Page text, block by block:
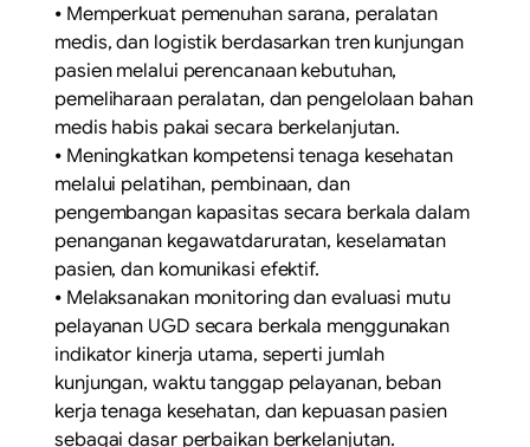
⦁ Memperkuat pemenuhan sarana, peralatan
medis, dan logistik berdasarkan tren kunjungan
pasien melalui perencanaan kebutuhan,
pemeliharaan peralatan, dan pengelolaan bahan
medis habis pakai secara berkelanjutan.
⦁ Meningkatkan kompetensi tenaga kesehatan
melalui pelatihan, pembinaan, dan
pengembangan kapasitas secara berkala dalam
penanganan kegawatdaruratan, keselamatan
pasien, dan komunikasi efektif.
⦁ Melaksanakan monitoring dan evaluasi mutu
pelayanan UGD secara berkala menggunakan
indikator kinerja utama, seperti jumlah
kunjungan, waktu tanggap pelayanan, beban
kerja tenaga kesehatan, dan kepuasan pasien
sebagai dasar perbaikan berkelanjutan.